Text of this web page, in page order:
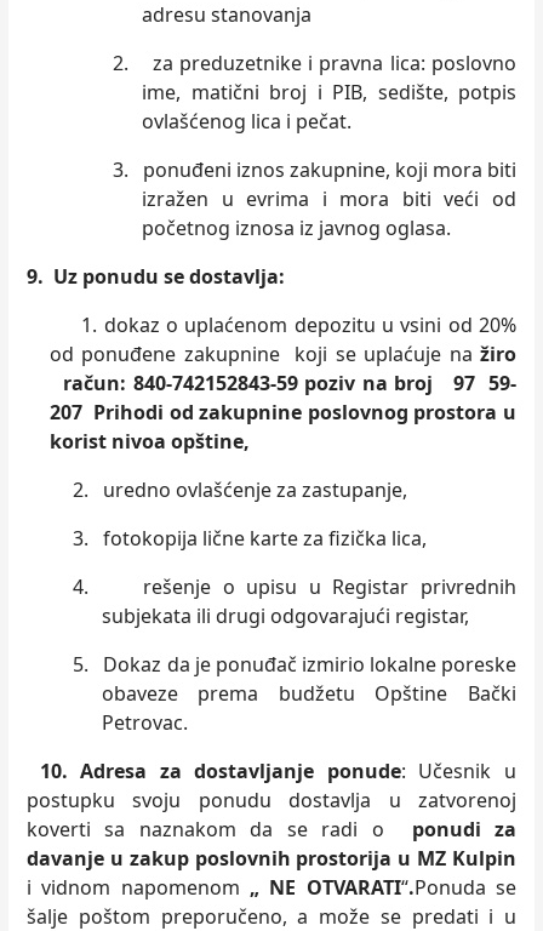
adresu stanovanja
2.
za preduzetnike i pravna lica: poslovno
ime, matični broj i PIB, sedište, potpis
ovlašćenog lica i pečat.
3.
ponuđeni iznos zakupnine, koji mora biti
izražen u evrima i mora biti veći od
početnog iznosa iz javnog oglasa.
9. Uz ponudu se dostavlja:
1. dokaz o uplaćenom depozitu u vsini od 20%
od ponuđene zakupnine koji se uplaćuje na žiro
račun: 840-742152843-59 poziv na broj 97 59-
207 Prihodi od zakupnine poslovnog prostora u
korist nivoa opštine,
2.
uredno ovlašćenje za zastupanje,
3. fotokopija lične karte za fizička lica,
4.
rešenje o upisu u Registar privrednih
subjekata ili drugi odgovarajući registar,
5.
Dokaz da je ponuđač izmirio lokalne poreske
obaveze prema budžetu Opštine Bački
Petrovac.
10. Adresa za dostavljanje ponude: Učesnik u
postupku svoju ponudu dostavlja u zatvorenoj
koverti sa naznakom da se radi o ponudi za
davanje u zakup poslovnih prostorija u MZ Kulpin
i vidnom napomenom „ NE OTVARATI“.Ponuda se
šalje poštom preporučeno, a može se predati i u